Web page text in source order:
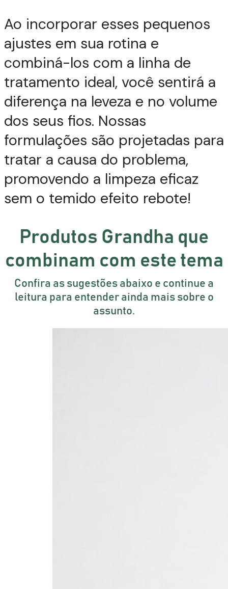
Ao incorporar esses pequenos
ajustes em sua rotina e
combiná-los com a linha de
tratamento ideal, você sentirá a
diferença na leveza e no volume
dos seus fios. Nossas
formulações são projetadas para
tratar a causa do problema,
promovendo a limpeza eficaz
sem o temido efeito rebote!
Produtos Grandha que
combinam com este tema
Confira as sugestões abaixo e continue a
leitura para entender ainda mais sobre o
assunto.